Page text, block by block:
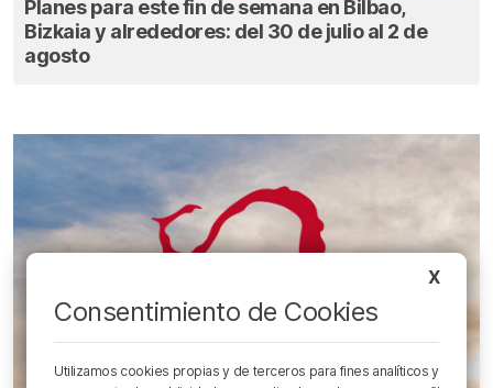
Planes para este fin de semana en Bilbao,
Bizkaia y alrededores: del 30 de julio al 2 de
agosto
X
Consentimiento de Cookies
Utilizamos cookies propias y de terceros para fines analíticos y